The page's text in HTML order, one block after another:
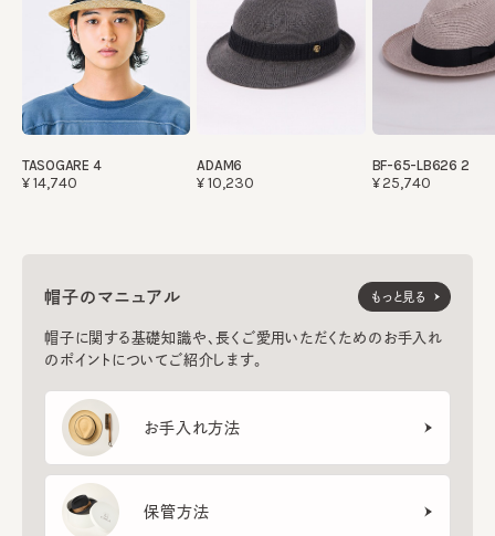
TASOGARE 4
¥14,740
ADAM6
¥10,230
BF-65-LB626 2
¥25,740
帽子のマニュアル
帽子に関する基礎知識や、長くご愛用いただくためのお手入れ
のポイントについてご紹介します。
お手入れ方法
保管方法
もっと見る